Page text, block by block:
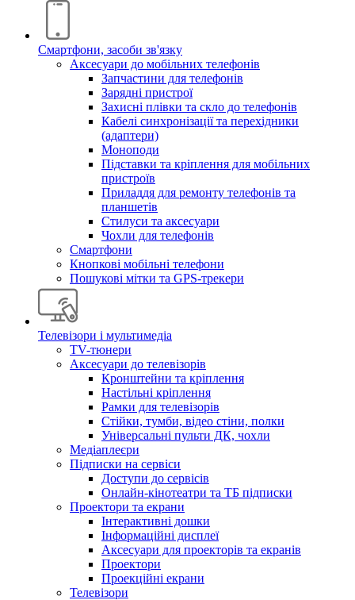
Смартфони, засоби зв'язку
Аксесуари до мобільних телефонів
Запчастини для телефонів
Зарядні пристрої
Захисні плівки та скло до телефонів
Кабелі синхронізації та перехідники
(адаптери)
Моноподи
Підставки та кріплення для мобільних
пристроїв
Приладдя для ремонту телефонів та
планшетів
Стилуси та аксесуари
Чохли для телефонів
Смартфони
Кнопкові мобільні телефони
Пошукові мітки та GPS-трекери
Телевізори і мультимедіа
TV-тюнери
Аксесуари до телевізорів
Кронштейни та кріплення
Настільні кріплення
Рамки для телевізорів
Стійки, тумби, відео стіни, полки
Універсальні пульти ДК, чохли
Медіаплеєри
Підписки на сервіси
Доступи до сервісів
Онлайн-кінотеатри та ТБ підписки
Проектори та екрани
Інтерактивні дошки
Інформаційні дисплеї
Аксесуари для проекторів та екранів
Проектори
Проекційні екрани
Телевізори